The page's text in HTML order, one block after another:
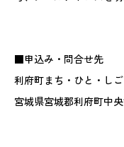
■申込み・問合せ先
利府町まち・ひと・し
宮城県宮城郡利府町中